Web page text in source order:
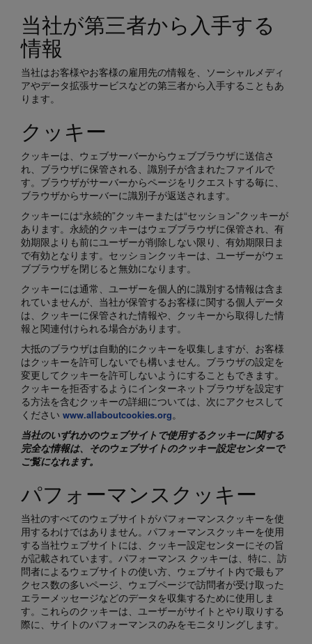
当社が第三者から入手する
情報
当社はお客様やお客様の雇用先の情報を、ソーシャルメディ
アやデータ拡張サービスなどの第三者から入手することもあ
ります。
クッキー
クッキーは、ウェブサーバーからウェブブラウザに送信さ
れ、ブラウザに保管される、識別子が含まれたファイルで
す。ブラウザがサーバーからページをリクエストする毎に、
ブラウザからサーバーに識別子が返送されます。
クッキーには“永続的”クッキーまたは“セッション”クッキーが
あります。永続的クッキーはウェブブラウザに保管され、有
効期限よりも前にユーザーが削除しない限り、有効期限日ま
で有効となります。セッションクッキーは、ユーザーがウェ
ブブラウザを閉じると無効になります。
クッキーには通常、ユーザーを個人的に識別する情報は含ま
れていませんが、当社が保管するお客様に関する個人データ
は、クッキーに保管された情報や、クッキーから取得した情
報と関連付けられる場合があります。
大抵のブラウザは自動的にクッキーを収集しますが、お客様
はクッキーを許可しないでも構いません。ブラウザの設定を
変更してクッキーを許可しないようにすることもできます。
クッキーを拒否するようにインターネットブラウザを設定す
る方法を含むクッキーの詳細については、次にアクセスして
ください www.allaboutcookies.org。
当社のいずれかのウェブサイトで使用するクッキーに関する
完全な情報は、そのウェブサイトのクッキー設定センターで
ご覧になれます。
パフォーマンスクッキー
当社のすべてのウェブサイトがパフォーマンスクッキーを使
用するわけではありません。パフォーマンスクッキーを使用
する当社ウェブサイトには、クッキー設定センターにその旨
が記載されています。パフォーマンス クッキーは、特に、訪
問者によるウェブサイトの使い方、ウェブサイト内で最もア
クセス数の多いページ、ウェブページで訪問者が受け取った
エラーメッセージなどのデータを収集するために使用しま
す。これらのクッキーは、ユーザーがサイトとやり取りする
際に、サイトのパフォーマンスのみをモニタリングします。